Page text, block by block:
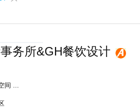
务所&GH餐饮设计
间 ...